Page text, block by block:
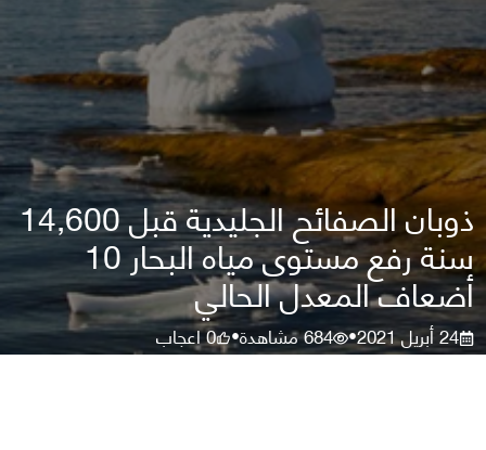
ذوبان الصفائح الجليدية قبل 14,600
سنة رفع مستوى مياه البحار 10
أضعاف المعدل الحالي
24 أبريل 2021 •
684مشاهدة•
0اعجاب